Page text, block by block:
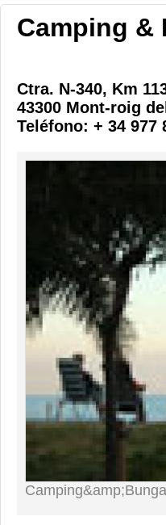
Camping &
Ctra. N-340, Km
43300 Mont-roig
Teléfono: + 34 977